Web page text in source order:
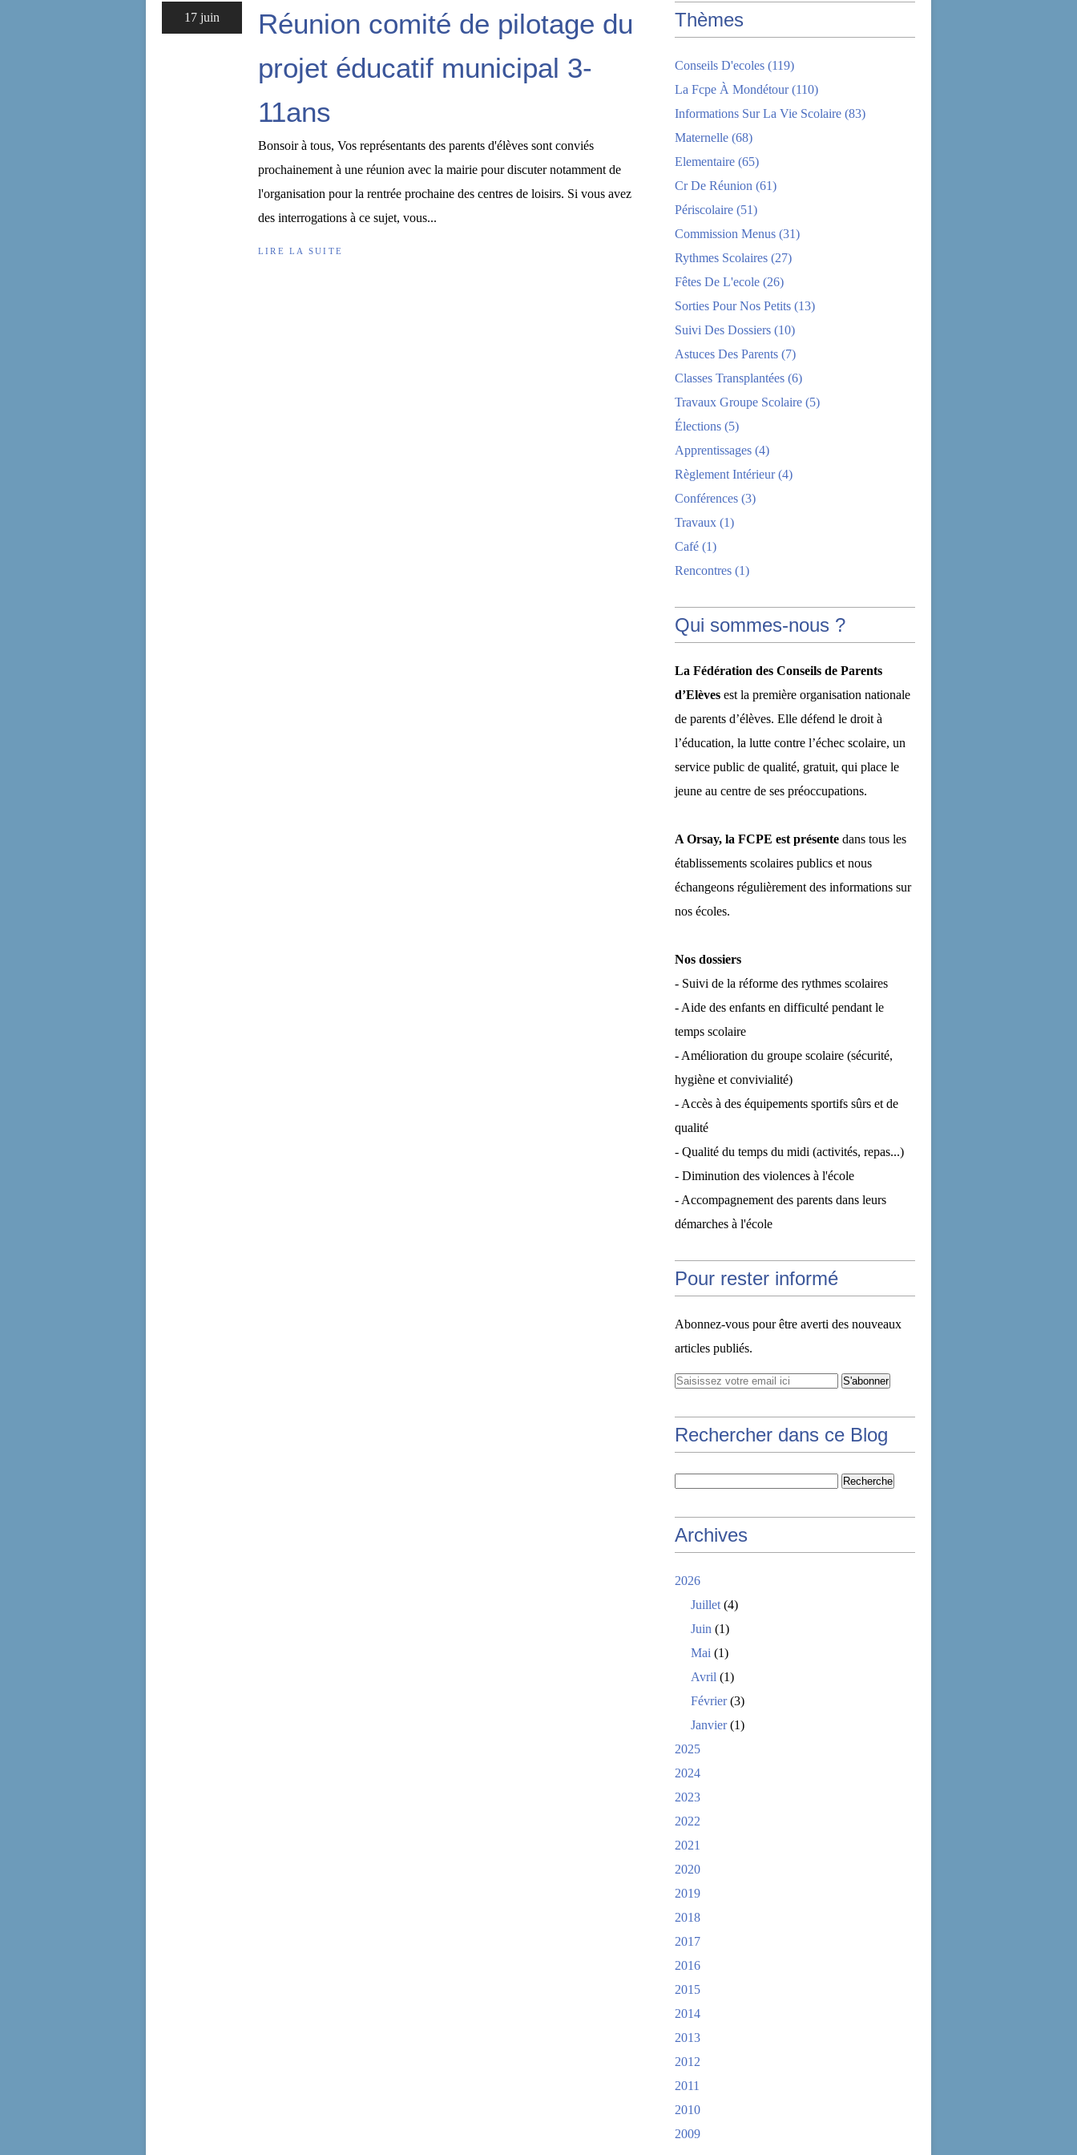
17 juin
Réunion comité de pilotage du
projet éducatif municipal 3-
11ans
Bonsoir à tous, Vos représentants des parents d'élèves sont conviés
prochainement à une réunion avec la mairie pour discuter notamment de
l'organisation pour la rentrée prochaine des centres de loisirs. Si vous avez
des interrogations à ce sujet, vous...
LIRE LA SUITE
Thèmes
Conseils D'ecoles (119)
La Fcpe À Mondétour(110)
Informations Sur La Vie Scolaire (83)
Maternelle (68)
Elementaire (65)
Cr De Réunion (61)
Périscolaire (51)
Commission Menus (31)
Rythmes Scolaires (27)
Fêtes De L'ecole (26)
Sorties Pour Nos Petits (13)
Suivi Des Dossiers (10)
Astuces Des Parents (7)
Classes Transplantées (6)
Travaux Groupe Scolaire (5)
Élections (5)
Apprentissages (4)
Règlement Intérieur(4)
Conférences (3)
Travaux (1)
Café (1)
Rencontres (1)
Qui sommes-nous ?
La Fédération des Conseils de Parents
d’Elèves est la première organisation nationale
de parents d’élèves. Elle défend le droit à
l’éducation, la lutte contre l’échec scolaire, un
service public de qualité, gratuit, qui place le
jeune au centre de ses préoccupations.
A Orsay, la FCPE est présente dans tous les
établissements scolaires publics et nous
échangeons régulièrement des informations sur
nos écoles.
Nos dossiers
- Suivi de la réforme des rythmes scolaires
- Aide des enfants en difficulté pendant le
temps scolaire
- Amélioration du groupe scolaire (sécurité,
hygiène et convivialité)
- Accès à des équipements sportifs sûrs et de
qualité
- Qualité du temps du midi (activités, repas...)
- Diminution des violences à l'école
- Accompagnement des parents dans leurs
démarches à l'école
Pour rester informé
Abonnez-vous pour être averti des nouveaux
articles publiés.
Rechercher dans ce Blog
Archives
2026
Juillet (4)
Juin (1)
Mai (1)
Avril (1)
Février(3)
Janvier(1)
2025
2024
2023
2022
2021
2020
2019
2018
2017
2016
2015
2014
2013
2012
2011
2010
2009